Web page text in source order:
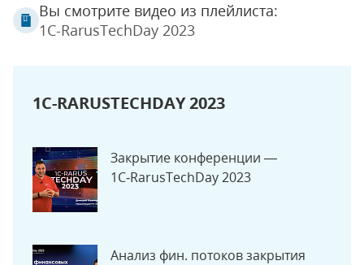
Вы смотрите видео из плейлиста:
1C-RarusTechDay 2023
1C-RARUSTECHDAY 2023
Закрытие конференции —
1C‑RarusTechDay 2023
Анализ фин. потоков закрытия